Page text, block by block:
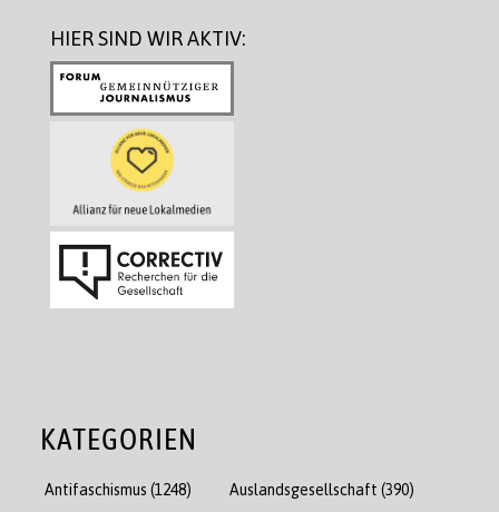
HIER SIND WIR AKTIV:
KATEGORIEN
Antifaschismus (1248) Auslandsgesellschaft (390)